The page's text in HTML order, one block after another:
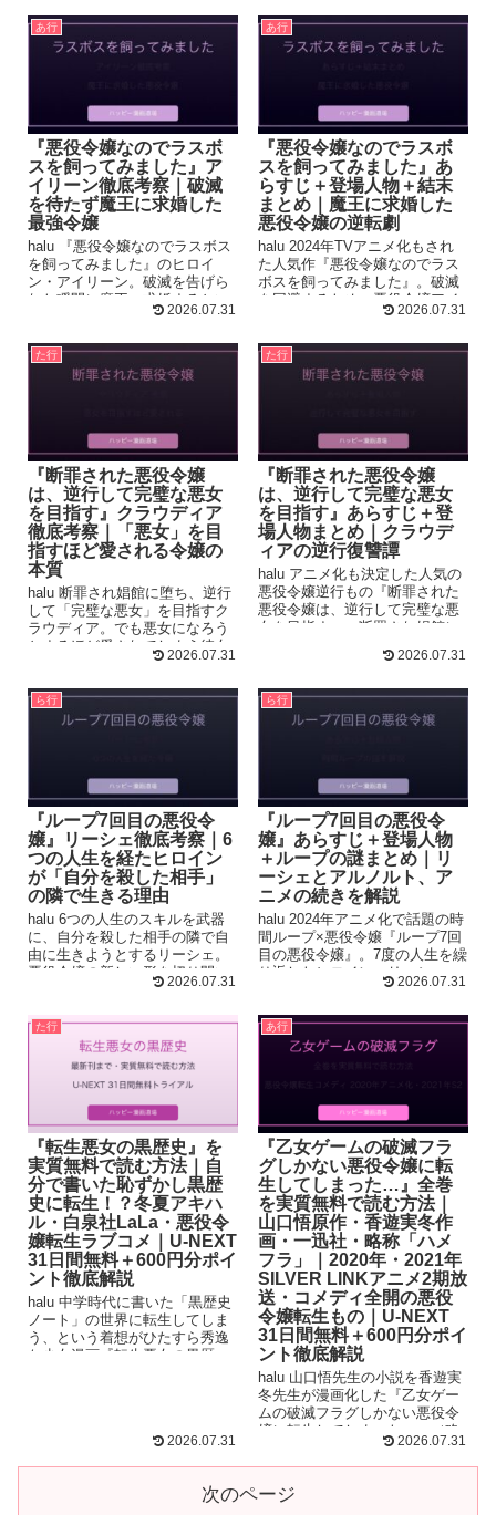
あ行
『悪役令嬢なのでラスボ
スを飼ってみました』ア
イリーン徹底考察｜破滅
を待たず魔王に求婚した
最強令嬢
halu 『悪役令嬢なのでラスボス
を飼ってみました』のヒロイ
ン・アイリーン。破滅を告げら
れた瞬間に魔王へ求婚するとい
う規格外の彼女が、なぜこんな
2026.07.31
あ行
『悪役令嬢なのでラスボ
スを飼ってみました』あ
らすじ＋登場人物＋結末
まとめ｜魔王に求婚した
悪役令嬢の逆転劇
halu 2024年TVアニメ化もされ
た人気作『悪役令嬢なのでラス
ボスを飼ってみました』。破滅
を回避するため、悪役令嬢アイ
リーンが魔王クロードに求婚...
2026.07.31
た行
『断罪された悪役令嬢
は、逆行して完璧な悪女
を目指す』クラウディア
徹底考察｜「悪女」を目
指すほど愛される令嬢の
本質
halu 断罪され娼館に堕ち、逆行
して「完璧な悪女」を目指すク
ラウディア。でも悪女になろう
とするほど愛されてしまう彼女
の本質を考察しますね。 ...
2026.07.31
た行
『断罪された悪役令嬢
は、逆行して完璧な悪女
を目指す』あらすじ＋登
場人物まとめ｜クラウデ
ィアの逆行復讐譚
halu アニメ化も決定した人気の
悪役令嬢逆行もの『断罪された
悪役令嬢は、逆行して完璧な悪
女を目指す』。断罪され娼館に
2026.07.31
ら行
『ループ7回目の悪役令
嬢』リーシェ徹底考察｜6
つの人生を経たヒロイン
が「自分を殺した相手」
の隣で生きる理由
halu 6つの人生のスキルを武器
に、自分を殺した相手の隣で自
由に生きようとするリーシェ。
悪役令嬢の新しい形を切り開い
たヒロインを考察しますね。 ...
2026.07.31
ら行
『ループ7回目の悪役令
嬢』あらすじ＋登場人物
＋ループの謎まとめ｜リ
ーシェとアルノルト、ア
ニメの続きを解説
halu 2024年アニメ化で話題の時
間ループ×悪役令嬢『ループ7回
目の悪役令嬢』。7度の人生を繰
り返したヒロイン・リーシェ
と、敵国の皇太子アルノル...
2026.07.31
た行
『転生悪女の黒歴史』を
実質無料で読む方法｜自
分で書いた恥ずかし黒歴
史に転生！？冬夏アキハ
ル・白泉社LaLa・悪役令
嬢転生ラブコメ｜U-NEXT
31日間無料＋600円分ポイ
ント徹底解説
halu 中学時代に書いた「黒歴史
ノート」の世界に転生してしま
う、という着想がひたすら秀逸
な少女漫画『転生悪女の黒歴
2026.07.31
あ行
『乙女ゲームの破滅フラ
グしかない悪役令嬢に転
生してしまった…』全巻
を実質無料で読む方法｜
山口悟原作・香遊実冬作
画・一迅社・略称「ハメ
フラ」｜2020年・2021年
SILVER LINKアニメ2期放
送・コメディ全開の悪役
令嬢転生もの｜U-NEXT
31日間無料＋600円分ポイ
ント徹底解説
halu 山口悟先生の小説を香遊実
冬先生が漫画化した『乙女ゲー
ムの破滅フラグしかない悪役令
嬢に転生してしまった…』（略
称・ハメフラ）は一迅社ゼロサ
ム...
2026.07.31
次のページ